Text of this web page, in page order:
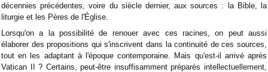
décennies précédentes, voire du siècle dernier, aux sources : la Bible, la
liturgie et les Pères de l'Église.
Lorsqu'on a la possibilité de renouer avec ces racines, on peut aussi
élaborer des propositions qui s'inscrivent dans la continuité de ces sources,
tout en les adaptant à l'époque contemporaine. Mais qu'est-il arrivé après
Vatican II ? Certains, peut-être insuffisamment préparés intellectuellement,